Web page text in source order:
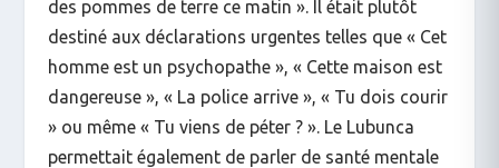
des pommes de terre ce matin ». Il était plutôt
destiné aux déclarations urgentes telles que « Cet
homme est un psychopathe », « Cette maison est
dangereuse », « La police arrive », « Tu dois courir
» ou même « Tu viens de péter ? ». Le Lubunca
permettait également de parler de santé mentale